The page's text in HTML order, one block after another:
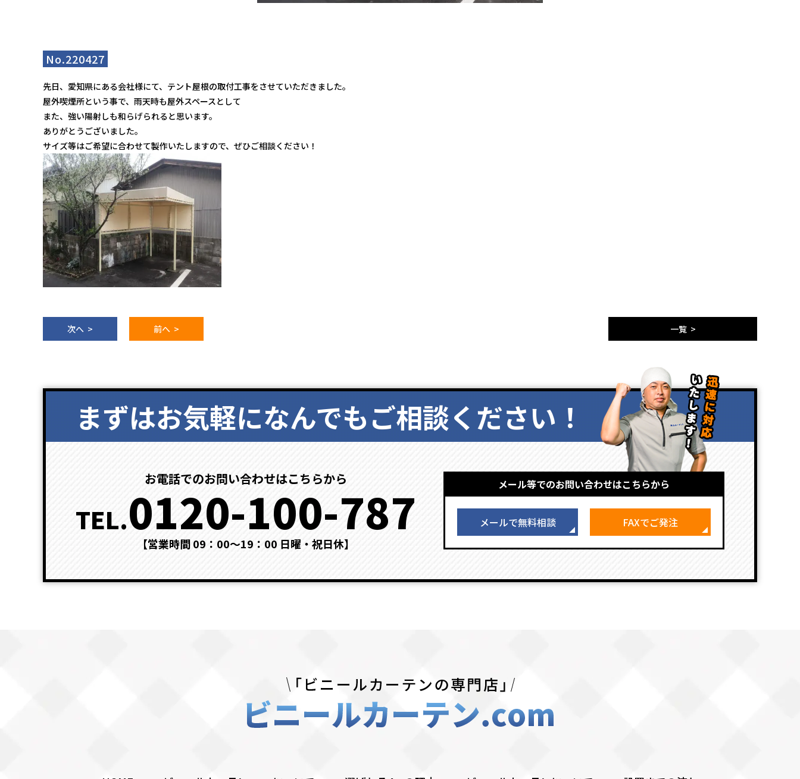
No.220427
先日、愛知県にある会社様にて、テント屋根の取付工事をさせていただきました。
屋外喫煙所という事で、雨天時も屋外スペースとして
また、強い陽射しも和らげられると思います。
ありがとうございました。
サイズ等はご希望に合わせて製作いたしますので、ぜひご相談ください！
次へ > 前へ > 一覧 >
まずはお気軽になんでもご相談ください！
お電話でのお問い合わせはこちらから
TEL.0120-100-787
【営業時間 09：00～19：00 日曜・祝日休】
メール等でのお問い合わせはこちらから
メールで無料相談 FAXでご発注